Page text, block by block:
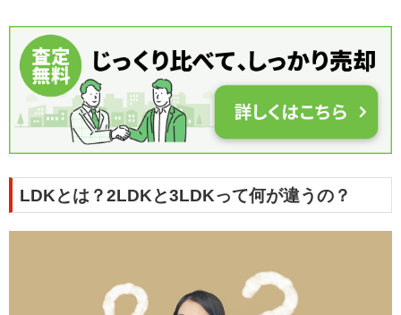
LDKとは？2LDKと3LDKって何が違うの？